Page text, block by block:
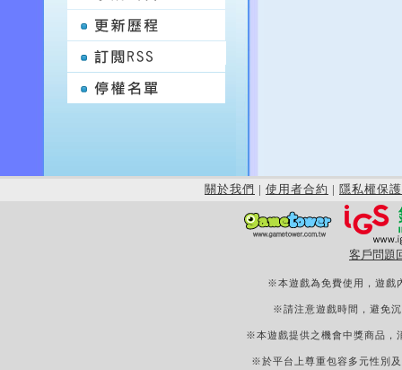
關於我們 | 使用者合約 | 隱私權保護
客戶問題
※本遊戲為免費使用，遊戲
※請注意遊戲時間，避免
※本遊戲提供之機會中獎商品，
※於平台上尊重包容多元性別